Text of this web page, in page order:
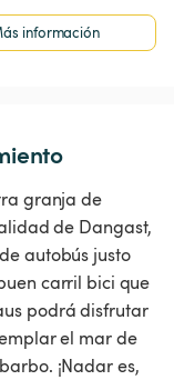
información
granja de
de Dangast,
autobús justo
carril bici que
podrá disfrutar
el mar de
¡Nadar es,